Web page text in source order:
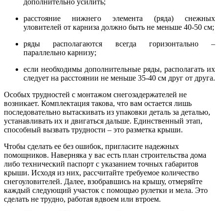
дополнительно усилить;
расстояние нижнего элемента (ряда) снежных
уловителей от карниза должно быть не меньше 40-50 см;
ряды располагаются всегда горизонтально –
параллельно карнизу;
если необходимы дополнительные ряды, располагать их
следует на расстоянии не меньше 35-40 см друг от друга.
Особых трудностей с монтажом снегозадержателей не
возникает. Комплектация такова, что вам остается лишь
последовательно вытаскивать из упаковки деталь за деталью,
устанавливать их и двигаться дальше. Единственный этап,
способный вызвать трудности – это разметка крыши.
Чтобы сделать ее без ошибок, пригласите надежных
помощников. Наверняка у вас есть план строительства дома
либо технический паспорт с указанием точных габаритов
крыши. Исходя из них, рассчитайте требуемое количество
снегоуловителей. Далее, взобравшись на крышу, отмеряйте
каждый следующий участок с помощью рулетки и мела. Это
сделать не трудно, работая вдвоем или втроем.